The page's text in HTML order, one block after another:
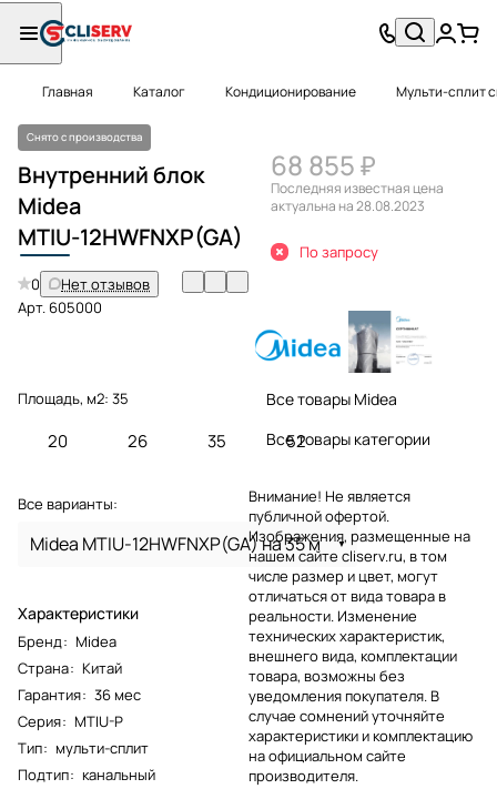
Главная Каталог Кондиционирование Мульти-сплит
Снято с производства
Внутренний блок
Midea
MTIU-12HWFNXP(GA)
0
Нет отзывов
Арт.605000
Площадь, м2: 35
20 26 35 52
Все варианты:
Midea MTIU-12HWFNXP(GA) на 35 м
Характеристики
Бренд: Midea
Страна: Китай
Гарантия: 36 мес
Серия: MTIU-P
Тип: мульти-сплит
Подтип: канальный
68 855 ₽
Последняя известная цена
актуальна на 28.08.2023
По запросу
Все товары Midea
Все товары категории
Внимание! Не является
публичной офертой.
Изображения, размещенные на
нашем сайте cliserv.ru, в том
числе размер и цвет, могут
отличаться от вида товара в
реальности. Изменение
технических характеристик,
внешнего вида, комплектации
товара, возможны без
уведомления покупателя. В
случае сомнений уточняйте
характеристики и комплектацию
на официальном сайте
производителя.